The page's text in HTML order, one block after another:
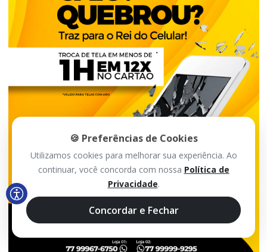
🍪 Preferências de Cookies
Utilizamos cookies para melhorar sua experiência. Ao
continuar, você concorda com nossa Política de
Privacidade.
Concordar e Fechar